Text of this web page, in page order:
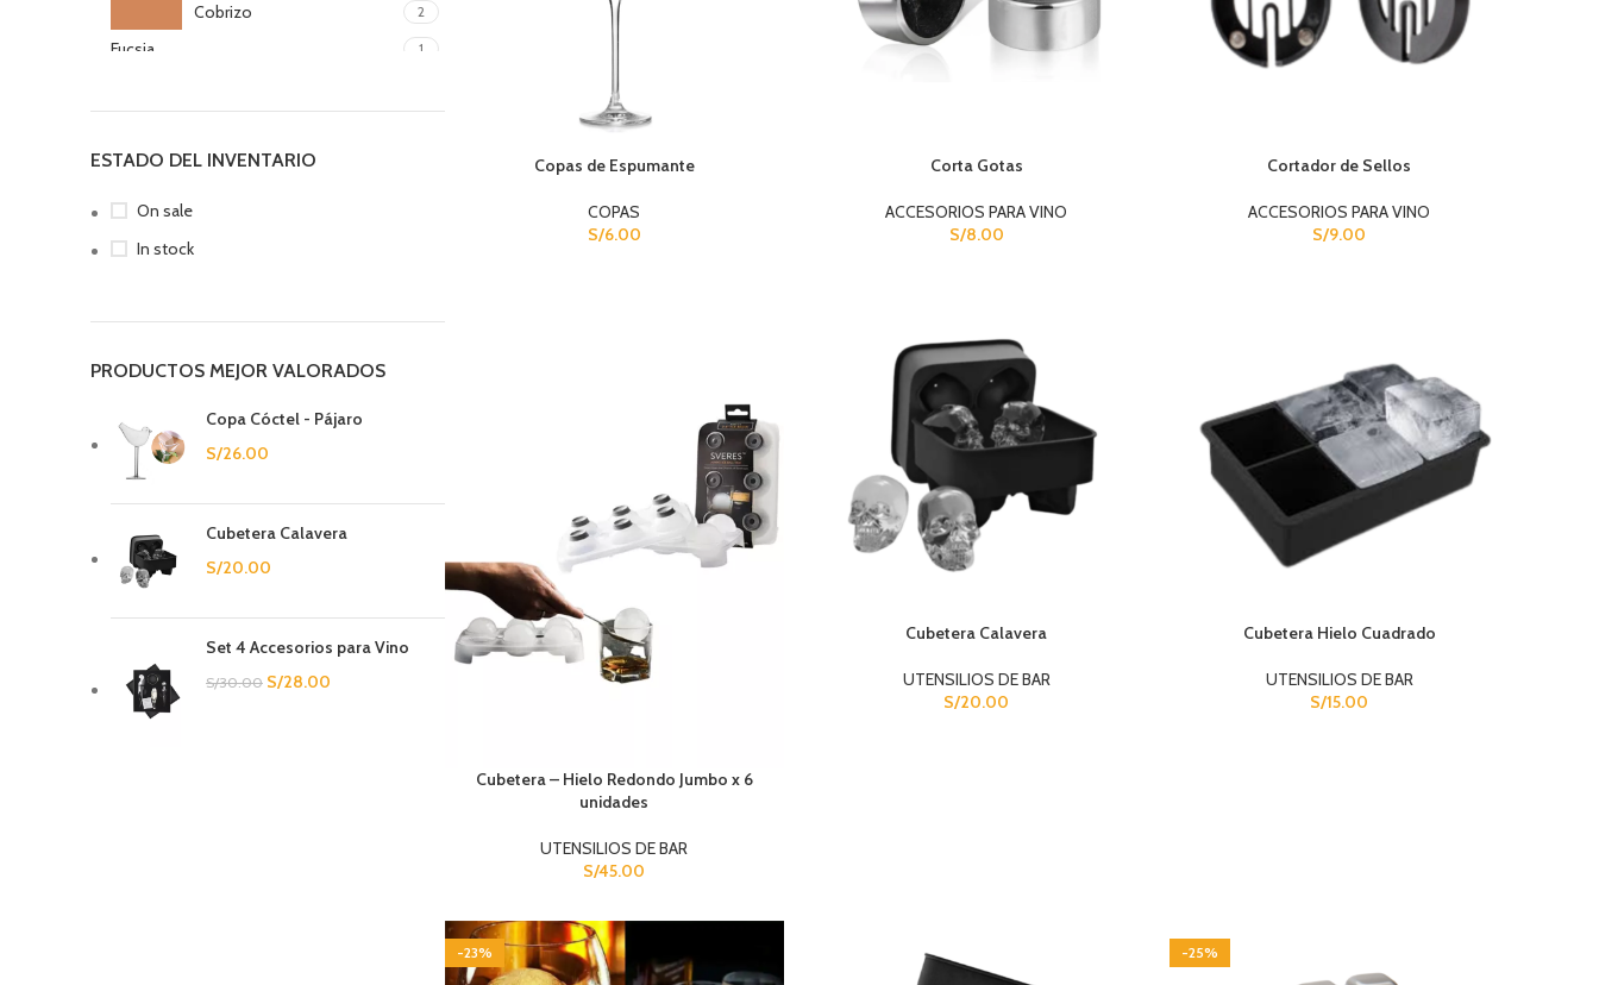
Cobrizo 2
Fucsia 1
Rosegold
ESTADO DEL INVENTARIO
On sale
In stock
PRODUCTOS MEJOR VALORADOS
Copa Cóctel - Pájaro
S/26.00
Cubetera Calavera
S/20.00
Set 4 Accesorios para Vino
S/30.00 S/28.00
Copas de Espumante
COPAS
S/6.00
Corta Gotas
ACCESORIOS PARA VINO
S/8.00
Cortador de Sellos
ACCESORIOS PARA VINO
S/9.00
Cubetera – Hielo Redondo Jumbo x 6
unidades
UTENSILIOS DE BAR
S/45.00
Cubetera Calavera
UTENSILIOS DE BAR
S/20.00
Cubetera Hielo Cuadrado
UTENSILIOS DE BAR
S/15.00
-23% -25%